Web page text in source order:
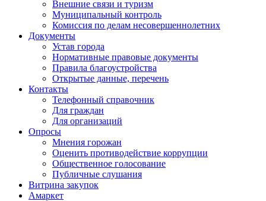
Внешние связи и туризм
Муниципальный контроль
Комиссия по делам несовершеннолетних
Документы
Устав города
Нормативные правовые документы
Правила благоустройства
Открытые данные, перечень
Контакты
Телефонный справочник
Для граждан
Для организаций
Опросы
Мнения горожан
Оценить противодействие коррупции
Общественное голосование
Публичные слушания
Витрина закупок
Амаркет